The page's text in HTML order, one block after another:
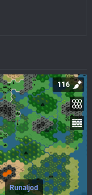
Runaljod
116